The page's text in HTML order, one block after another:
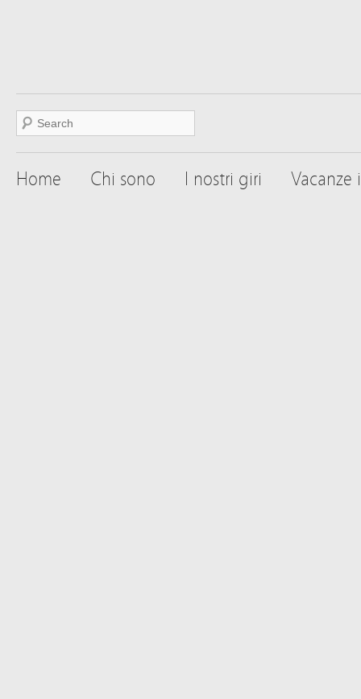
Home Chi sono I nostri giri